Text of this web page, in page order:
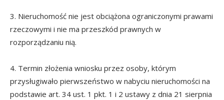
3. Nieruchomość nie jest obciążona ograniczonymi prawami
rzeczowymi i nie ma przeszkód prawnych w
rozporządzaniu nią.
4. Termin złożenia wniosku przez osoby, którym
przysługiwało pierwszeństwo w nabyciu nieruchomości na
podstawie art. 34 ust. 1 pkt. 1 i 2 ustawy z dnia 21 sierpnia